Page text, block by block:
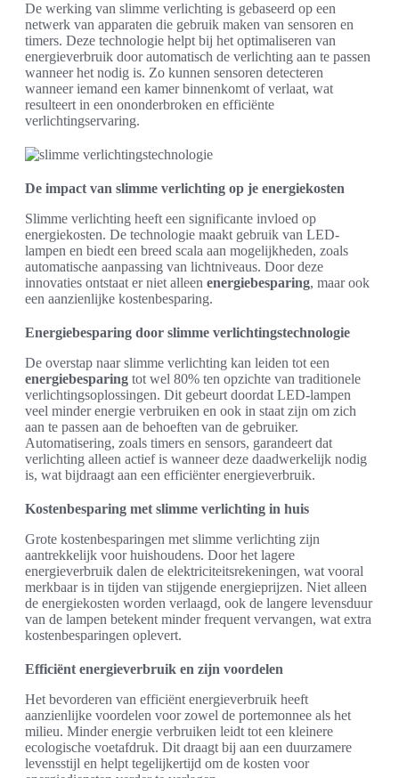
De werking van slimme verlichting is gebaseerd op een
netwerk van apparaten die gebruik maken van sensoren en
timers. Deze technologie helpt bij het optimaliseren van
energieverbruik door automatisch de verlichting aan te passen
wanneer het nodig is. Zo kunnen sensoren detecteren
wanneer iemand een kamer binnenkomt of verlaat, wat
resulteert in een ononderbroken en efficiënte
verlichtingservaring.
De impact van slimme verlichting op je energiekosten
Slimme verlichting heeft een significante invloed op
energiekosten. De technologie maakt gebruik van LED-
lampen en biedt een breed scala aan mogelijkheden, zoals
automatische aanpassing van lichtniveaus. Door deze
innovaties ontstaat er niet alleen energiebesparing, maar ook
een aanzienlijke kostenbesparing.
Energiebesparing door slimme verlichtingstechnologie
De overstap naar slimme verlichting kan leiden tot een
energiebesparing tot wel 80% ten opzichte van traditionele
verlichtingsoplossingen. Dit gebeurt doordat LED-lampen
veel minder energie verbruiken en ook in staat zijn om zich
aan te passen aan de behoeften van de gebruiker.
Automatisering, zoals timers en sensors, garandeert dat
verlichting alleen actief is wanneer deze daadwerkelijk nodig
is, wat bijdraagt aan een efficiënter energieverbruik.
Kostenbesparing met slimme verlichting in huis
Grote kostenbesparingen met slimme verlichting zijn
aantrekkelijk voor huishoudens. Door het lagere
energieverbruik dalen de elektriciteitsrekeningen, wat vooral
merkbaar is in tijden van stijgende energieprijzen. Niet alleen
de energiekosten worden verlaagd, ook de langere levensduur
van de lampen betekent minder frequent vervangen, wat extra
kostenbesparingen oplevert.
Efficiënt energieverbruik en zijn voordelen
Het bevorderen van efficiënt energieverbruik heeft
aanzienlijke voordelen voor zowel de portemonnee als het
milieu. Minder energie verbruiken leidt tot een kleinere
ecologische voetafdruk. Dit draagt bij aan een duurzamere
levensstijl en helpt tegelijkertijd om de kosten voor